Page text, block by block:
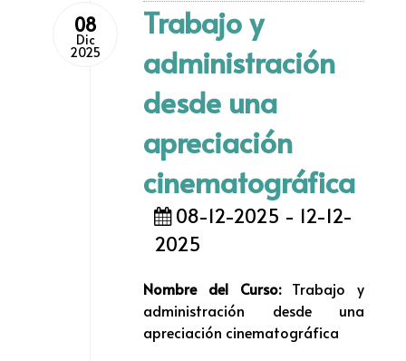
08
Dic
2025
Trabajo y
administración
desde una
apreciación
cinematográfica
08-12-2025 - 12-12-
2025
Nombre del Curso:
Trabajo y
administración desde una
apreciación cinematográfica